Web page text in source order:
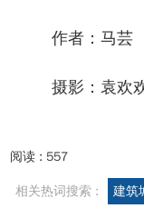
作者：马芸
摄影：袁欢
阅读 : 557
相关热词搜索 : 建筑